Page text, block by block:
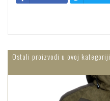
Ostali proizvodi u ovoj kategoriji